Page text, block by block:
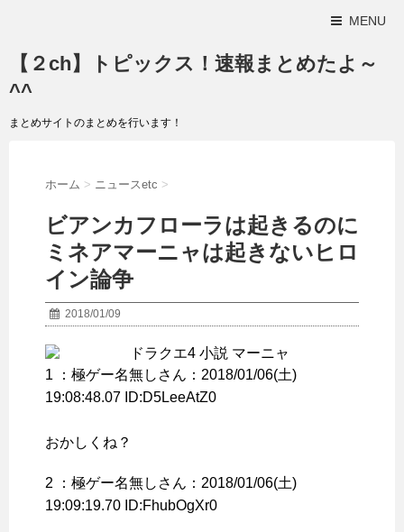
MENU
【２ch】トピックス！速報まとめたよ～
^^
まとめサイトのまとめを行います！
ホーム > ニュースetc >
ビアンカフローラは起きるのに
ミネアマーニャは起きないヒロ
イン論争
2018/01/09
1 ： 極ゲー名無しさん ：2018/01/06(土)
19:08:48.07 ID:D5LeeAtZ0
おかしくね？
2 ： 極ゲー名無しさん ：2018/01/06(土)
19:09:19.70 ID:FhubOgXr0